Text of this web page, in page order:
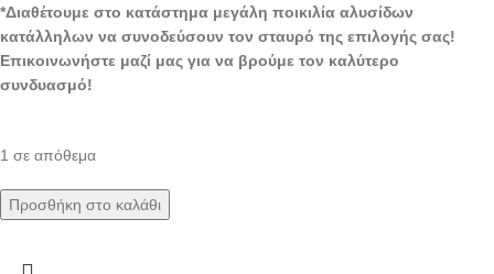
*Διαθέτουμε στο κατάστημα μεγάλη ποικιλία αλυσίδων
κατάλληλων να συνοδεύσουν τον σταυρό της επιλογής σας!
Επικοινωνήστε μαζί μας για να βρούμε τον καλύτερο
συνδυασμό!
1 σε απόθεμα
Προσθήκη στο καλάθι